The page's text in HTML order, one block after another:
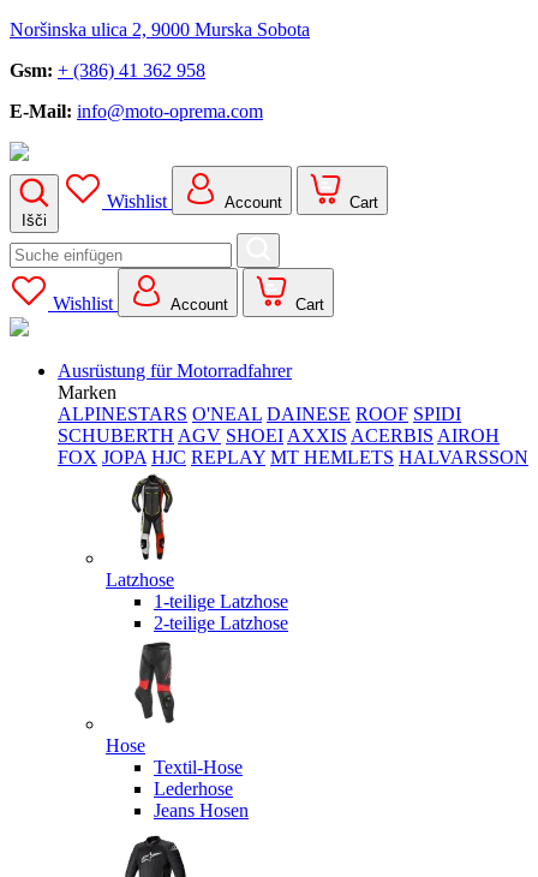
Noršinska ulica 2, 9000 Murska Sobota
Gsm: + (386) 41 362 958
E-Mail: info@moto-oprema.com
Išči
Wishlist Account Cart
Search
for:
Wishlist
Account Cart
Ausrüstung für Motorradfahrer
Marken
ALPINESTARS O'NEAL DAINESE ROOF SPIDI
SCHUBERTH AGV SHOEI AXXIS ACERBIS AIROH
FOX JOPA HJC REPLAY MT HEMLETS HALVARSSON
Latzhose
1-teilige Latzhose
2-teilige Latzhose
Hose
Textil-Hose
Lederhose
Jeans Hosen